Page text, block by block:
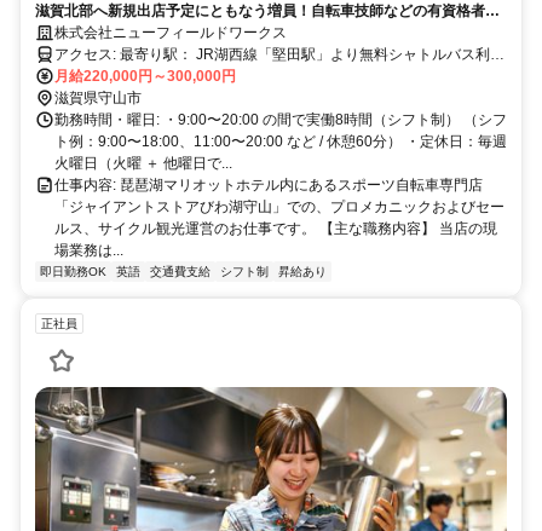
滋賀北部へ新規出店予定にともなう増員！自転車技師などの有資格者・
即戦力経験者を月給22万円〜＋毎月手当1万円で優遇。守山店からスタ
ートし、将来的に新店舗立ち上げに関わる道も！
株式会社ニューフィールドワークス
アクセス: 最寄り駅： JR湖西線「堅田駅」より無料シャトルバス利用
可能 JR琵琶湖線「守山駅」より路線バス等 マイカー通勤可 自転車通
勤可（距離に応じて自動車通勤と同額の交通費を支給します！）
月給220,000円～300,000円
滋賀県守山市
勤務時間・曜日: ・9:00〜20:00 の間で実働8時間（シフト制） （シフ
ト例：9:00〜18:00、11:00〜20:00 など / 休憩60分） ・定休日：毎週
火曜日（火曜 ＋ 他曜日で...
仕事内容: 琵琶湖マリオットホテル内にあるスポーツ自転車専門店
「ジャイアントストアびわ湖守山」での、プロメカニックおよびセー
ルス、サイクル観光運営のお仕事です。 【主な職務内容】 当店の現
場業務は...
即日勤務OK 英語 交通費支給 シフト制 昇給あり
正社員